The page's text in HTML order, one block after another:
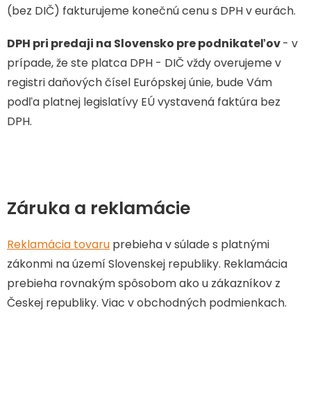
(bez DIČ) fakturujeme konečnú cenu s DPH v eurách.
DPH pri predaji na Slovensko pre podnikateľov- v
prípade, že ste platca DPH - DIČ vždy overujeme v
registri daňových čísel Európskej únie, bude Vám
podľa platnej legislatívy EÚ vystavená faktúra bez
DPH.
Záruka a reklamácie
Reklamácia tovaru prebieha v súlade s platnými
zákonmi na území Slovenskej republiky. Reklamácia
prebieha rovnakým spôsobom ako u zákazníkov z
Českej republiky. Viac v obchodných podmienkach.